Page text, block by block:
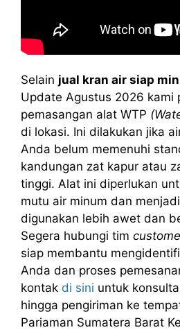
Selain jual kran air siap
Update Agustus 2026 kami
pemasangan alat WTP
di lokasi. Ini dilakukan jika
Anda belum memenuhi
kandungan zat kapur atau
tinggi. Alat ini diperlukan
mutu air minum dan
digunakan lebih awet dan
Segera hubungi tim
siap membantu
Anda dan proses
kontak di sini untuk
hingga pengiriman ke
Pariaman Sumatera Barat